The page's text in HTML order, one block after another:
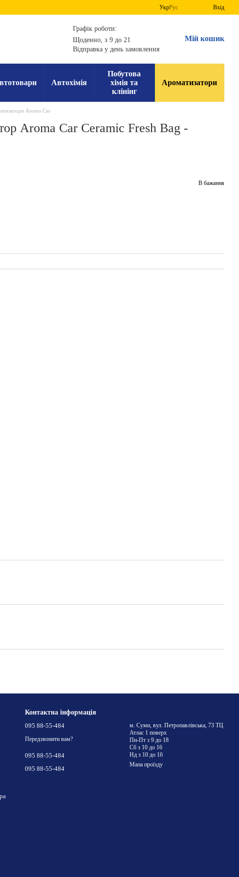
УкрРус Вхід
Графік роботи:
Щоденно, з 9 до 21
Відправка у день замовлення
Мій кошик
Автохімія
Побутова
хімія та
клінінг
Ароматизатори
Aroma Car
Aroma Car Ceramic Fresh Bag -
В бажання
Контактна інформація
095 88-55-484
Передзвонити вам?
095 88-55-484
095 88-55-484
м. Суми, вул. Петропавлівська, 73 ТЦ
Атлас 1 поверх
Пн-Пт з 9 до 18
Сб з 10 до 16
Нд з 10 до 16
Мапа проїзду